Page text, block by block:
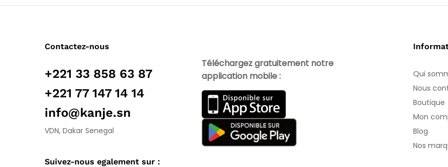
Contactez-nous
+221 33 858 63 87
+221 77 147 14 14
info@kanje.sn
VDN, Dakar Senegal
Suivez-nous egalement sur :
Téléchargez gratuitement notre
application mobile :
Qui
Nous
Boutique
Mon
Blog
Nos